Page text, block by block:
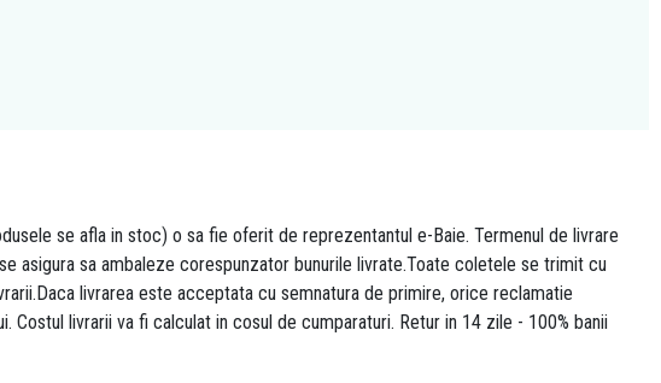
se afla in stoc) o sa fie oferit de reprezentantul e-Baie. Termenul de livrare
asigura sa ambaleze corespunzator bunurile livrate.Toate coletele se trimit cu
livrarea este acceptata cu semnatura de primire, orice reclamatie
livrarii va fi calculat in cosul de cumparaturi. Retur in 14 zile - 100% banii